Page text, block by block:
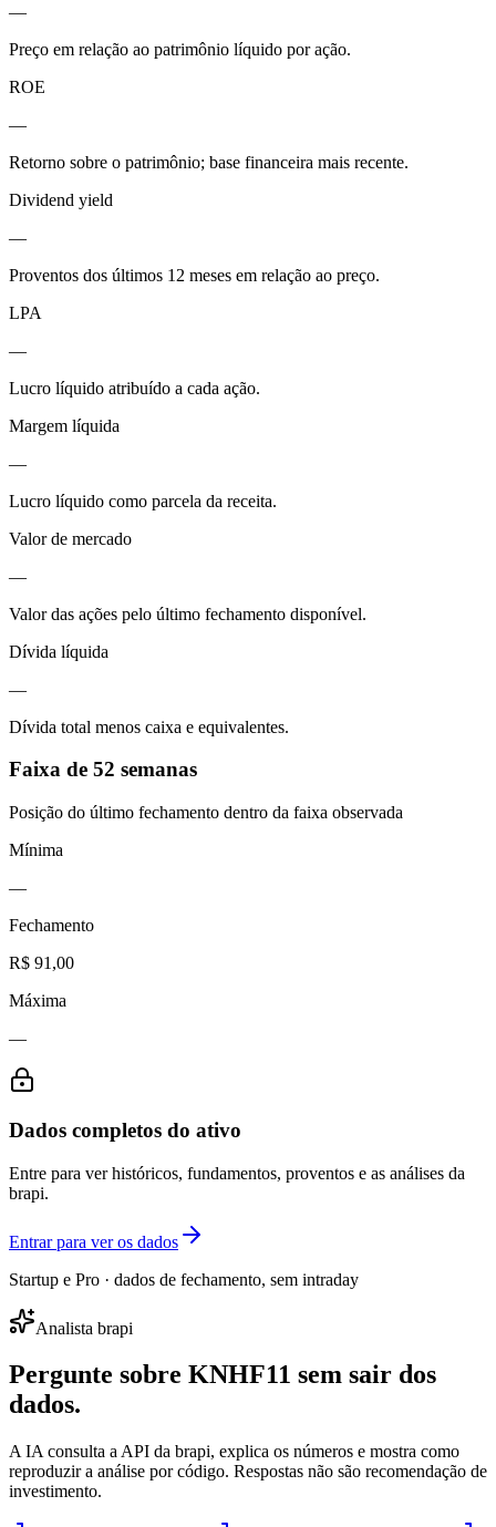
—
Preço em relação ao patrimônio líquido por ação.
ROE
—
Retorno sobre o patrimônio; base financeira mais recente.
Dividend yield
—
Proventos dos últimos 12 meses em relação ao preço.
LPA
—
Lucro líquido atribuído a cada ação.
Margem líquida
—
Lucro líquido como parcela da receita.
Valor de mercado
—
Valor das ações pelo último fechamento disponível.
Dívida líquida
—
Dívida total menos caixa e equivalentes.
Faixa de 52 semanas
Posição do último fechamento dentro da faixa observada
Mínima
—
Fechamento
R$ 91,00
Máxima
—
Dados completos do ativo
Entre para ver históricos, fundamentos, proventos e as análises da
brapi.
Entrar para ver os dados
Startup e Pro · dados de fechamento, sem intraday
Analista brapi
Pergunte sobre KNHF11 sem sair dos
dados.
A IA consulta a API da brapi, explica os números e mostra como
reproduzir a análise por código. Respostas não são recomendação de
investimento.